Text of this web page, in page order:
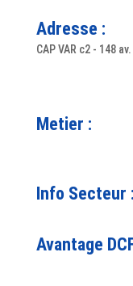
Adresse :
CAP VAR c2 - 148
Metier :
Info Secteur :
Avantage